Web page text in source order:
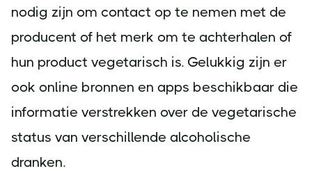
nodig zijn om contact op te nemen met de
producent of het merk om te achterhalen of
hun product vegetarisch is. Gelukkig zijn er
ook online bronnen en apps beschikbaar die
informatie verstrekken over de vegetarische
status van verschillende alcoholische
dranken.